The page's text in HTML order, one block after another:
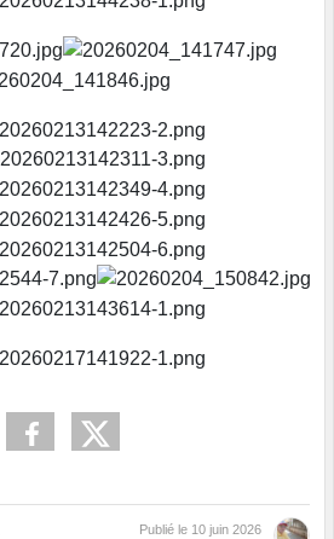
Publié le 10 juin 2026